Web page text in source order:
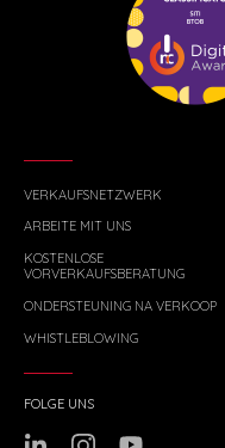
VERKAUFSNETZWERK
ARBEITE MIT UNS
KOSTENLOSE
VORVERKAUFSBERATUNG
ONDERSTEUNING NA VERKOOP
WHISTLEBLOWING
FOLGE UNS